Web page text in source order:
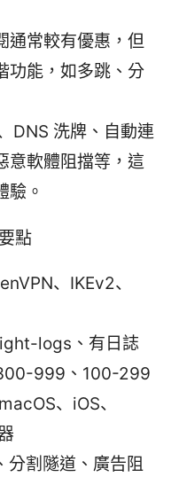
通常較有優惠，但
功能，如多跳、分
DNS 洗牌、自動連
意軟體阻擋等，這
驗。
點
、IKEv2、
logs、有日誌
999、100-299
、iOS、
分割隧道、廣告阻